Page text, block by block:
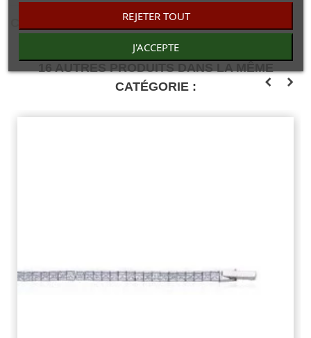
16 AUTRES PRODUITS DANS LA MÊME
CATÉGORIE :
REJETER TOUT
J'ACCEPTE